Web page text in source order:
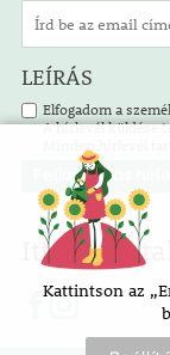
LEÍRÁS
Elfogadom a
A hírlevél küldése
Minden hírlevél
Itt is
Kattintson az